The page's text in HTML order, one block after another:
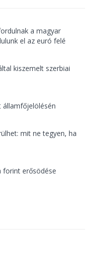
a magyar
el az euró felé
kiszemelt szerbiai
államfőjelölésén
mit ne tegyen, ha
forint erősödése